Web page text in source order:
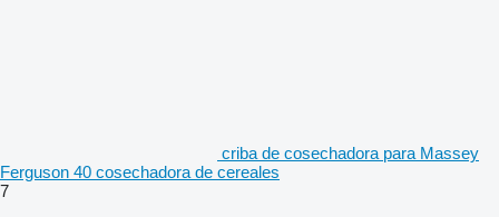
criba de cosechadora para Massey
Ferguson 40 cosechadora de cereales
7